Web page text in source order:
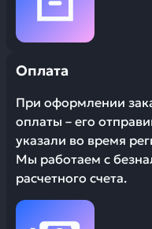
Оплата
При оформлении
оплаты – его
указали во время
Мы работаем с
расчетного счета.